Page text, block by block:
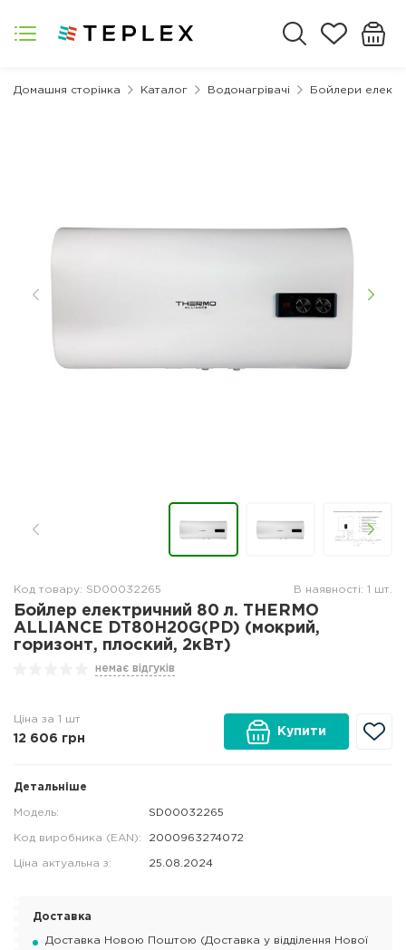
Домашня сторінка Каталог Водонагрівачі Бойлери
Код товару: SD00032265 В наявності: 1 шт.
Бойлер електричний 80 л. THERMO
ALLIANCE DT80H20G(PD) (мокрий,
горизонт, плоский, 2кВт)
немає відгуків
Ціна за 1 шт
12 606 грн
Купити
Детальніше
Модель: SD00032265
Код виробника (EAN): 2000963274072
Ціна актуальна з: 25.08.2024
Доставка
Доставка Новою Поштою (Доставка у відділення Нової